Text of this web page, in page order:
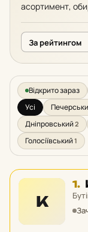
асортимент,
Відкрито зараз
Усі
Дніпровський2
Голосіївський1
K
1.